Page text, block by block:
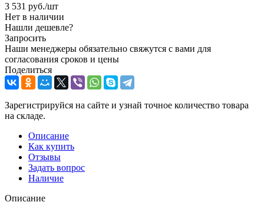
3 531 руб./шт
Нет в наличии
Нашли дешевле?
Запросить
Наши менеджеры обязательно свяжутся с вами для
согласования сроков и цены
Поделиться
Зарегистрируйся на сайте и узнай точное количество товара
на складе.
Описание
Как купить
Отзывы
Задать вопрос
Наличие
Описание